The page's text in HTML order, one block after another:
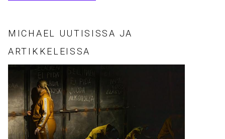
MICHAEL UUTISISSA JA
ARTIKKELEISSA